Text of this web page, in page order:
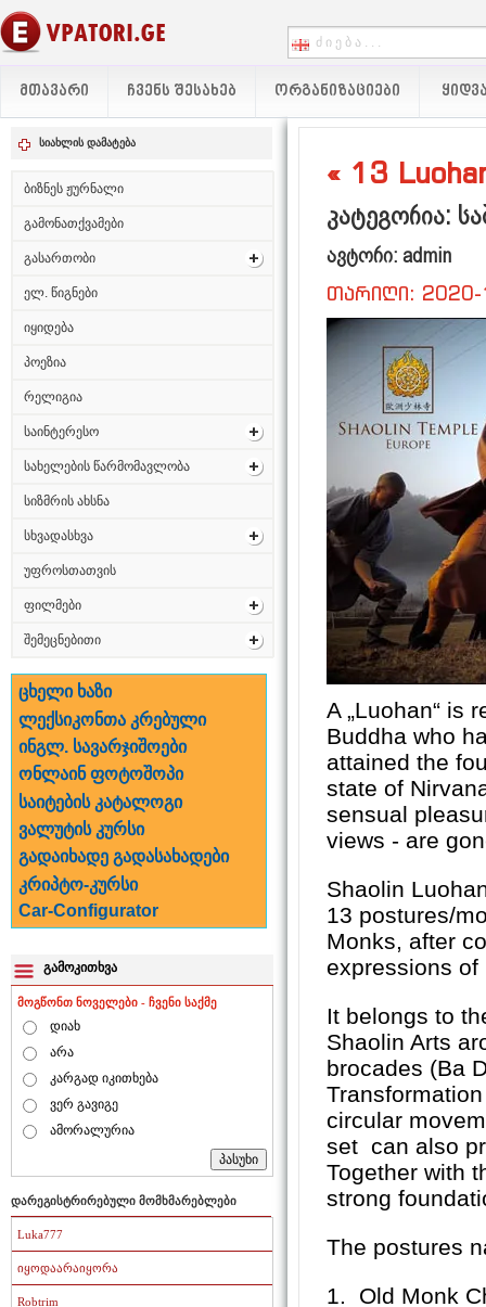
ᲛᲗᲐᲕᲐᲠᲘ ᲩᲕᲔᲜᲡ ᲨᲔᲡᲐᲮᲔᲑ ᲝᲠᲒᲐᲜᲘᲖᲐᲪᲘᲔᲑᲘ
სიახლის დამატება
ბიზნეს ჟურნალი
გამონათქვამები
გასართობი
ელ. წიგნები
იყიდება
პოეზია
რელიგია
საინტერესო
სახელების წარმომავლობა
სიზმრის ახსნა
სხვადასხვა
უფროსთათვის
ფილმები
შემეცნებითი
ცხელი ხაზი
ლექსიკონთა კრებული
ინგლ. სავარჯიშოები
ონლაინ ფოტოშოპი
საიტების კატალოგი
ვალუტის კურსი
გადაიხადე გადასახადები
კრიპტო-კურსი
Car-Configurator
გამოკითხვა
მოგწონთ ნოველები - ჩვენი საქმე
დიახ
არა
კარგად იკითხება
ვერ გავიგე
ამორალურია
დარეგისტრირებული მომხმარებლები
Luka777
იყოდაარაიყორა
Robtrim
« 13
კატეგორია:
ავტორი: admin
თარიღი:
A „Luohan“ is
Buddha who
attained the
state of
sensual
views - are
Shaolin
13 postures/
Monks, after
expressions
It belongs to
Shaolin Arts
brocades (Ba
circular
set can also
Together with
strong
The postures
1. Old Monk